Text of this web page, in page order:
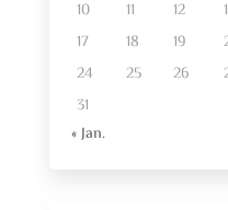
10
11 12
17
18 19
24
25 26
31
« Jan.